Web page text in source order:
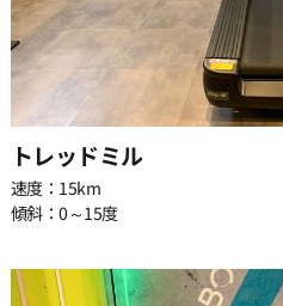
トレッドミル
速度：15km
傾斜：0～15度